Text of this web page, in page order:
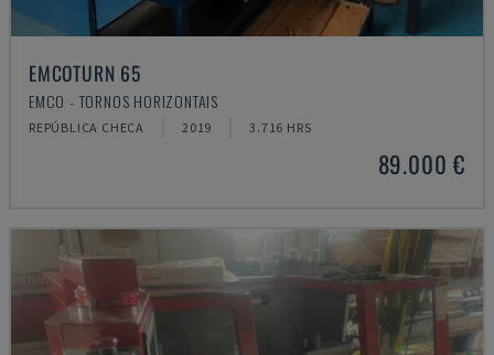
EMCOTURN 65
EMCO - TORNOS HORIZONTAIS
REPÚBLICA CHECA 2019 3.716 HRS
89.000 €